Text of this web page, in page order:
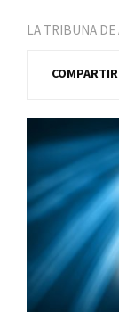
LA TRIBUNA
COMPARTIR